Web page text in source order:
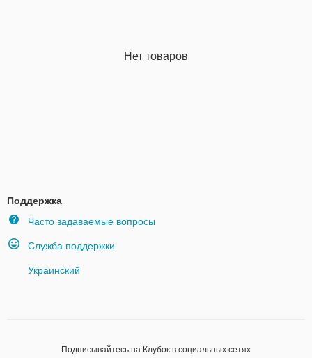
Нет товаров
Поддержка
Часто задаваемые вопросы
Служба поддержки
Украинский
Подписывайтесь на Клубок в социальных сетях